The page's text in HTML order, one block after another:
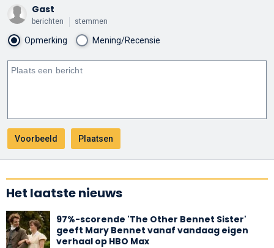
Gast
berichten stemmen
Opmerking Mening/Recensie
Het laatste nieuws
97%-scorende 'The Other Bennet Sister'
geeft Mary Bennet vanaf vandaag eigen
verhaal op HBO Max